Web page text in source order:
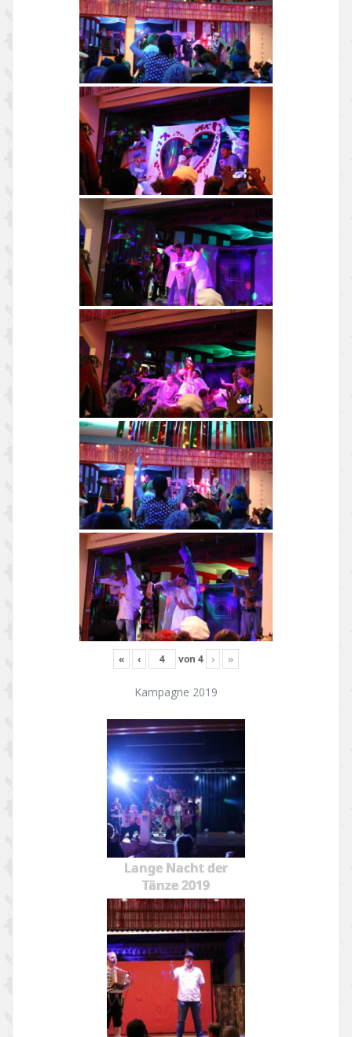
« ‹ von 4 › »
Kampagne 2019
Lange Nacht der
Tänze 2019